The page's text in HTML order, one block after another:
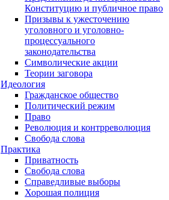
Конституцию и публичное право
Призывы к ужесточению
уголовного и уголовно-
процессуального
законодательства
Символические акции
Теории заговора
Идеология
Гражданское общество
Политический режим
Право
Революция и контрреволюция
Свобода слова
Практика
Приватность
Свобода слова
Справедливые выборы
Хорошая полиция